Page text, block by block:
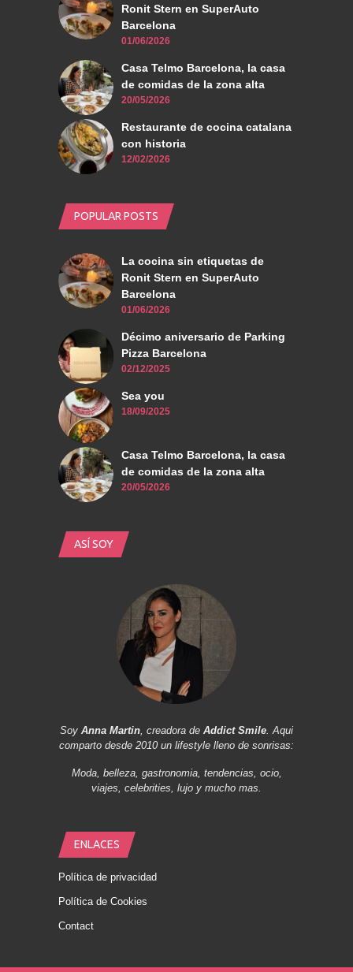
Ronit Stern en SuperAuto
Barcelona
01/06/2026
Casa Telmo Barcelona, la casa
de comidas de la zona alta
20/05/2026
Restaurante de cocina catalana
con historia
12/02/2026
POPULAR POSTS
La cocina sin etiquetas de
Ronit Stern en SuperAuto
Barcelona
01/06/2026
Décimo aniversario de Parking
Pizza Barcelona
02/12/2025
Sea you
18/09/2025
Casa Telmo Barcelona, la casa
de comidas de la zona alta
20/05/2026
ASÍ SOY
Soy Anna Martin, creadora de Addict Smile. Aqui
comparto desde 2010 un lifestyle lleno de sonrisas:
Moda, belleza, gastronomia, tendencias, ocio,
viajes, celebrities, lujo y mucho mas.
ENLACES
Política de privacidad
Política de Cookies
Contact